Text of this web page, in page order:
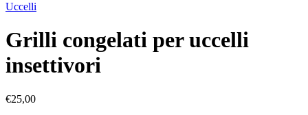
Uccelli
Grilli congelati per uccelli
insettivori
€25,00